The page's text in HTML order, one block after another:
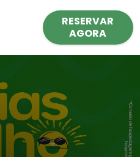
RESERVAR
AGORA